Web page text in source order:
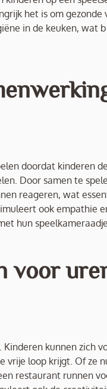
het is om gezonde
in de keuken, wat
doordat kinderen
Door samen te
reageren, wat
ook empathie
hun
voor
kunnen zich
vrije loop krijgt. Of ze
restaurant runnen